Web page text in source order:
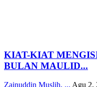
KIAT-KIAT
BULAN MAULID...
Zainuddin Muslih, ... Agu 2,